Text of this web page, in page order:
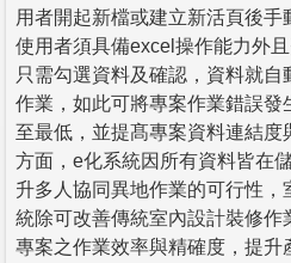
用者開起新檔或建立新活頁後
使用者須具備excel操作能力外
只需勾選資料及確認，資料就
作業，如此可將專案作業錯誤發
至最低，並提髙專案資料連結度
方面，e化系統因所有資料皆在
升多人協同異地作業的可行性，
統除可改善傳統室內設計裝修作
專案之作業效率與精確度，提升